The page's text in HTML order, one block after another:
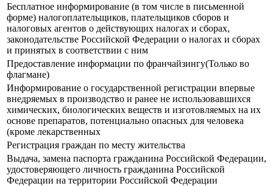
Бесплатное информирование (в том числе в письменной
форме) налогоплательщиков, плательщиков сборов и
налоговых агентов о действующих налогах и сборах,
законодательстве Российской Федерации о налогах и сборах
и принятых в соответствии с ним
Предоставление информации по франчайзингу(Только во
флагмане)
Информирование о государственной регистрации впервые
внедряемых в производство и ранее не использовавшихся
химических, биологических веществ и изготовляемых на их
основе препаратов, потенциально опасных для человека
(кроме лекарственных
Регистрация граждан по месту жительства
Выдача, замена паспорта гражданина Российской Федерации,
удостоверяющего личность гражданина Российской
Федерации на территории Российской Федерации